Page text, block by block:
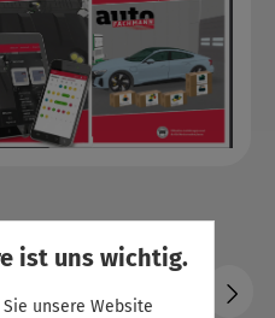
ist uns wichtig.
unsere Website